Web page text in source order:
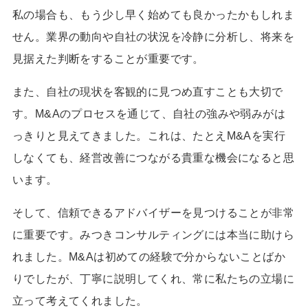
私の場合も、もう少し早く始めても良かったかもしれま
せん。業界の動向や自社の状況を冷静に分析し、将来を
見据えた判断をすることが重要です。
また、自社の現状を客観的に見つめ直すことも大切で
す。
M&Aのプロセスを通じて、自社の強みや弱みがは
っきりと見えてきました。これは、たとえ M&A を実行
しなくても、経営改善につながる貴重な機会になると思
います。
そして、信頼できるアドバイザーを見つけることが非常
に重要です。みつきコンサルティングには本当に助けら
れました。
M&Aは初めての経験で分からないことばか
りでしたが、丁寧に説明してくれ、常に私たちの立場に
立って考えてくれました。